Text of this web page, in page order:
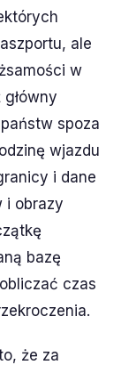
ale
w
spoza
wjazdu
i dane
i obrazy
bazę
czas
że za